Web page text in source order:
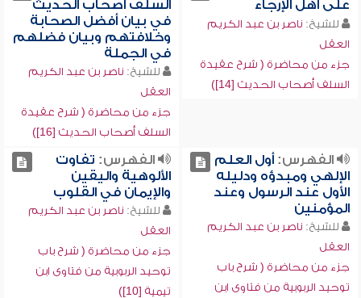
على أهل الإرجاء
للشيخ: ناصر بن عبد الكريم
العقل
جزء من محاضرة ( شرح عقيدة
السلف أصحاب الحديث [14])
السلف أصحاب الحديث
في بيان أفضل الصحابة
وخلافتهم وبيان فضلهم
في الجملة
للشيخ: ناصر بن عبد الكريم
العقل
جزء من محاضرة ( شرح عقيدة
السلف أصحاب الحديث [16])
الفهرس:أول العلم
الإلهي ومبدؤه ودليله
الأول عند الرسول وعند
المؤمنين
للشيخ: ناصر بن عبد الكريم
العقل
جزء من محاضرة ( شرح باب
توحيد الربوبية من فتاوى ابن
الفهرس: تفاوت
الألوهية واليقين
والإيمان في القلوب
للشيخ: ناصر بن عبد الكريم
العقل
جزء من محاضرة ( شرح باب
توحيد الربوبية من فتاوى ابن
تيمية [10])